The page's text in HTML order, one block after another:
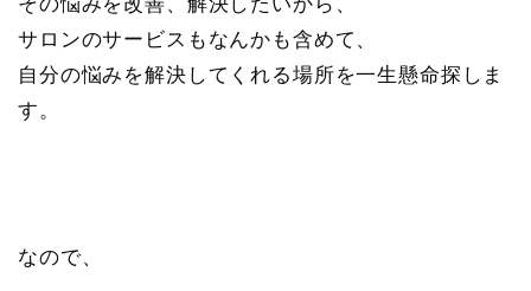
サロンのサービスもなんかも含めて、
自分の悩みを解決してくれる場所を一生懸命探しま
す。
なので、